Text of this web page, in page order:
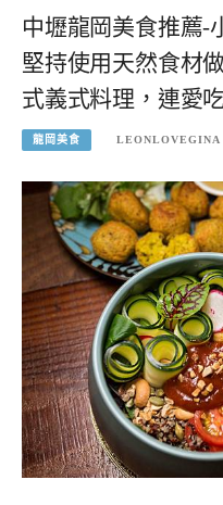
中壢龍岡美食推薦-
堅持使用天然食材
式義式料理，連愛
龍岡美食 LEONLOVEGINA